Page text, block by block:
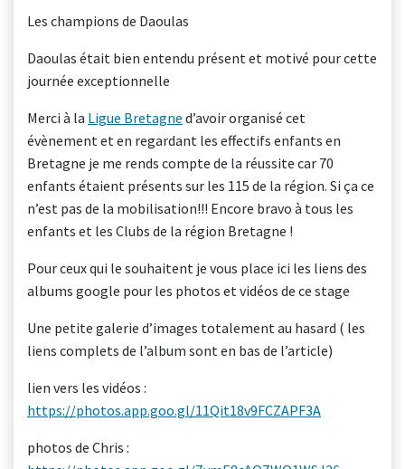
Les champions de Daoulas
Daoulas était bien entendu présent et motivé pour cette
journée exceptionnelle
Merci à la Ligue Bretagne d’avoir organisé cet
évènement et en regardant les effectifs enfants en
Bretagne je me rends compte de la réussite car 70
enfants étaient présents sur les 115 de la région. Si ça ce
n’est pas de la mobilisation!!! Encore bravo à tous les
enfants et les Clubs de la région Bretagne !
Pour ceux qui le souhaitent je vous place ici les liens des
albums google pour les photos et vidéos de ce stage
Une petite galerie d’images totalement au hasard ( les
liens complets de l’album sont en bas de l’article)
lien vers les vidéos :
https://photos.app.goo.gl/11Qit18v9FCZAPF3A
photos de Chris :